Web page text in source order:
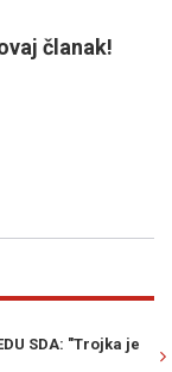
članak!
"Trojka je